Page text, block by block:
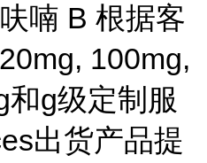
喃 B 根据客
100mg,
g级定制服
出货产品提